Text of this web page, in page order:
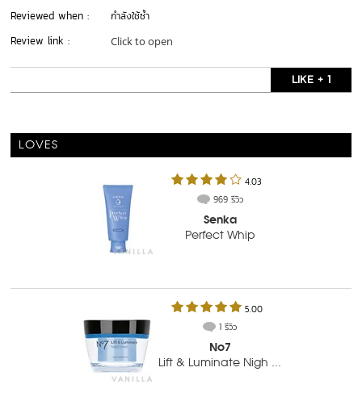
Reviewed when : กำลังใช้ซ้ำ
Review link : Click to open
LIKE + 1
LOVES
4.03
969 รีวิว
Senka
Perfect Whip
5.00
1 รีวิว
No7
Lift & Luminate Nigh ...